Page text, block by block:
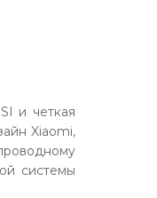
и четкая
Xiaomi,
системы